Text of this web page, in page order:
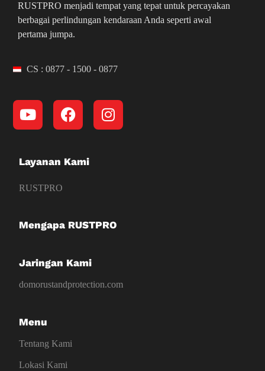
RUSTPRO menjadi tempat yang tepat untuk percayakan
berbagai perlindungan kendaraan Anda seperti awal
pertama jumpa.
CS : 0877 - 1500 - 0877
Layanan Kami
RUSTPRO
Mengapa RUSTPRO
Jaringan Kami
domorustandprotection.com
Menu
Tentang Kami
Lokasi Kami